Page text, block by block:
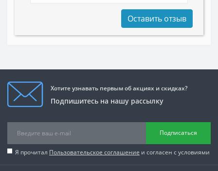
Оставить отзыв
Хотите узнавать первым об акциях и скидках?
Подпишитесь на нашу рассылку
Подписаться
Я прочитал Пользовательское соглашение и согласен с условиями